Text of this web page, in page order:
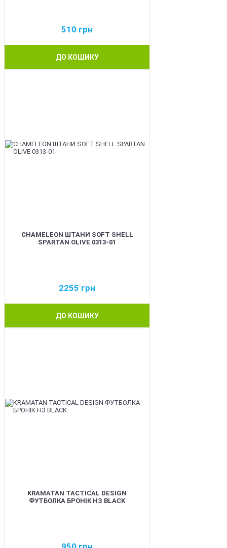
510 грн
ДО КОШИКУ
CHAMELEON ШТАНИ SOFT SHELL
SPARTAN OLIVE 0313-01
2255 грн
ДО КОШИКУ
KRAMATAN TACTICAL DESIGN
ФУТБОЛКА БРОНІК НЗ BLACK